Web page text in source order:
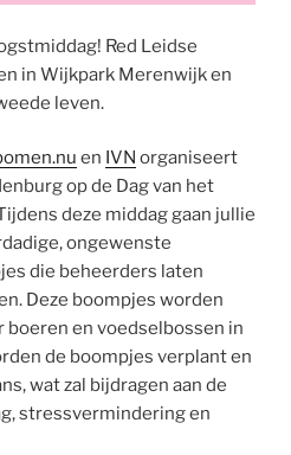
Red Leidse
in Wijkpark Merenwijk en
leven.
en IVN organiseert
op de Dag van het
deze middag gaan jullie
ongewenste
die beheerders laten
Deze boompjes worden
boeren en voedselbossen in
de boompjes verplant en
wat zal bijdragen aan de
stressvermindering en